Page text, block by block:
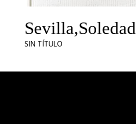
Sevilla,Soledad
SIN TÍTULO